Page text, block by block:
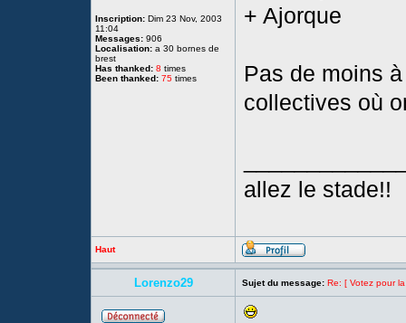
Inscription: Dim 23 Nov, 2003
11:04
Messages: 906
Localisation: a 30 bornes de
brest
Has thanked: 8 times
Been thanked: 75 times
+ Ajorque
Pas de moins
collectives où
allez le stade!!
Haut
Lorenzo29 Sujet du message: Re: [ Votez pour